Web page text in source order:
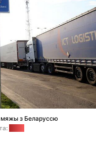
мяжы з Беларуссю